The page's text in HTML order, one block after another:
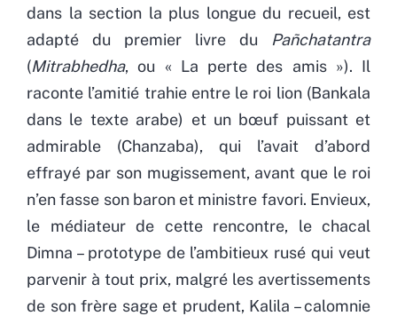
dans la section la plus longue du recueil, est
adapté du premier livre du Pañchatantra
(Mitrabhedha, ou « La perte des amis »). Il
raconte l’amitié trahie entre le roi lion (Bankala
dans le texte arabe) et un bœuf puissant et
admirable (Chanzaba), qui l’avait d’abord
effrayé par son mugissement, avant que le roi
n’en fasse son baron et ministre favori. Envieux,
le médiateur de cette rencontre, le chacal
Dimna – prototype de l’ambitieux rusé qui veut
parvenir à tout prix, malgré les avertissements
de son frère sage et prudent, Kalila – calomnie